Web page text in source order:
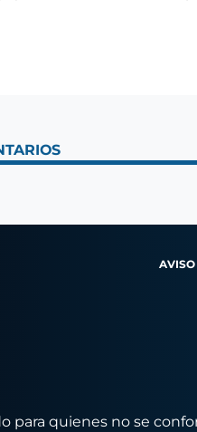
AVISO
para quienes no se